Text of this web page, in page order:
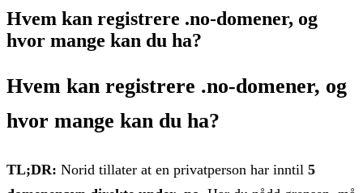
Hvem kan registrere .no-domener, og
hvor mange kan du ha?
Hvem kan registrere .no-domener, og
hvor mange kan du ha?
TL;DR: Norid tillater at en privatperson har inntil 5